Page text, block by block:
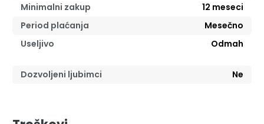
Minimalni zakup
12 meseci
Period plaćanja
Mesečno
Useljivo
Odmah
Dozvoljeni ljubimci Ne